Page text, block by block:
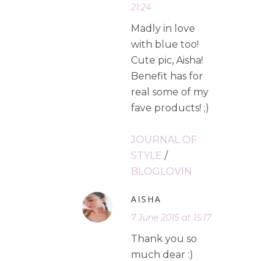
21:24
Madly in love
with blue too!
Cute pic, Aisha!
Benefit has for
real some of my
fave products! ;)
JOURNAL OF
STYLE /
BLOGLOVIN
AISHA
7 June 2015 at 15:17
Thank you so
much dear :)